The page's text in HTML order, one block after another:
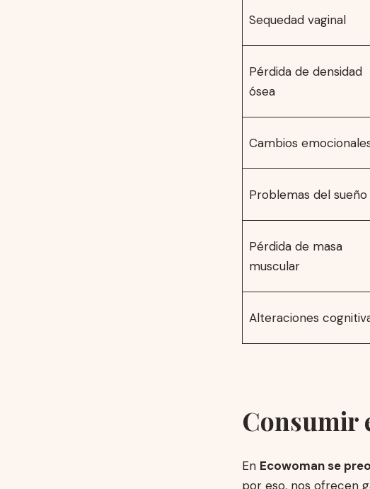
Sequedad vaginal
Pérdida de densidad
ósea
Cambios
Problemas del sueño
Pérdida de masa
muscular
Alteraciones
Consumir
En Ecowoman se
por eso, nos ofrecen